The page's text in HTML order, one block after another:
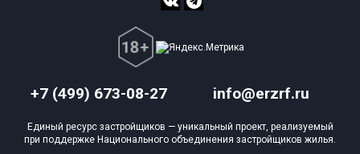
+7 (499) 673-08-27 info@erzrf.ru
Единый ресурс застройщиков — уникальный проект, реализуемый
при поддержке Национального объединения застройщиков жилья.